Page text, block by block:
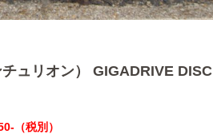
ュリオン） GIGADRIVE DISC
（税別）